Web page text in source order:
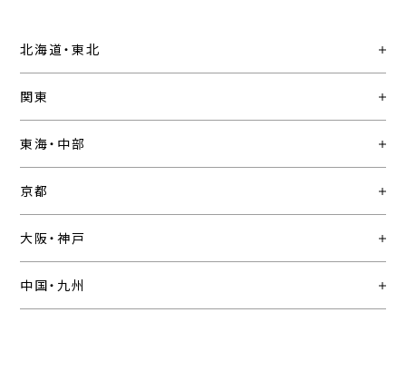
北海道・東北
関東
東海・中部
京都
大阪・神戸
中国・九州